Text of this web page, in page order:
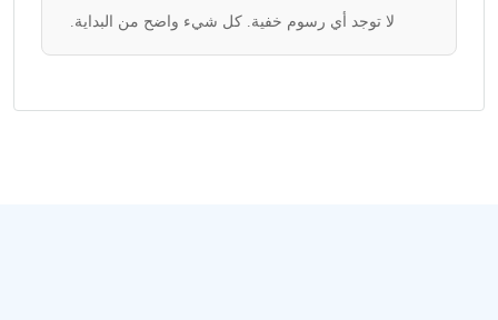
لا توجد أي رسوم خفية. كل شيء واضح من البداية.